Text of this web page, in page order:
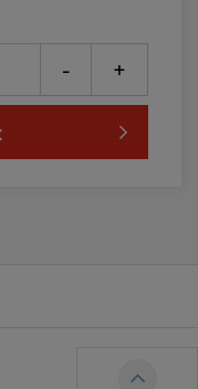
- +